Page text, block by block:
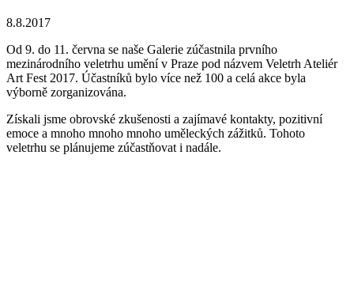
8.8.2017
Od 9. do 11. června se naše Galerie zúčastnila prvního
mezinárodního veletrhu umění v Praze pod názvem Veletrh Ateliér
Art Fest 2017. Účastníků bylo více než 100 a celá akce byla
výborně zorganizována.
Získali jsme obrovské zkušenosti a zajímavé kontakty, pozitivní
emoce a mnoho mnoho mnoho uměleckých zážitků. Tohoto
veletrhu se plánujeme zúčastňovat i nadále.